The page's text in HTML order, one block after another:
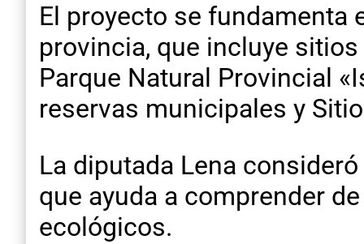
​​El proyecto se fundamenta
provincia, que incluye
Parque Natural Provincial
reservas municipales y
​La diputada Lena
que ayuda a comprender
ecológicos.